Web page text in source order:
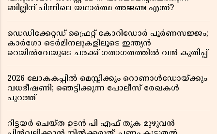
ബില്ലിന് പിന്നിലെ യഥാർത്ഥ അജണ്ട എന്ത്?
ഡെഡിക്കേറ്റഡ് ഫ്രൈറ്റ് കോറിഡോർ പൂർണസജ്ജം;
കാർഗോ ടെർമിനലുകളിലൂടെ ഇന്ത്യൻ
റെയിൽവേയുടെ ചരക്ക് ഗതാഗതത്തിൽ വൻ കുതിപ്പ്
2026 ലോകകപ്പിൽ മെസ്സിക്കും റൊണാൾഡോയ്ക്കും
വധഭീഷണി; ഞെട്ടിക്കുന്ന പോലീസ് രേഖകൾ
പുറത്ത്
റിട്ടയർ ചെയ്ത ഉടൻ പി എഫ് തുക മുഴുവൻ